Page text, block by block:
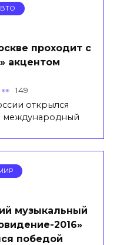
проходит с
акцентом
149
открылся
международный
музыкальный
2016»
победой